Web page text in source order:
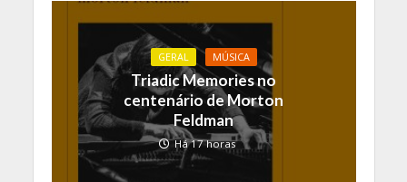
GERAL MÚSICA
Triadic Memories no
centenário de Morton
Feldman
Há 17 horas